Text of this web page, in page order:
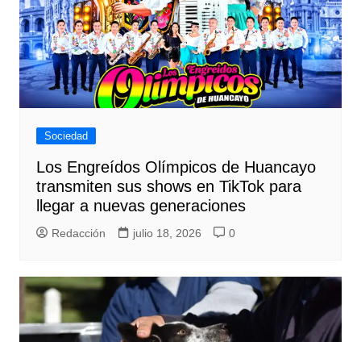
Sociedad
Los Engreídos Olímpicos de Huancayo
transmiten sus shows en TikTok para
llegar a nuevas generaciones
Redacción julio 18, 2026 0